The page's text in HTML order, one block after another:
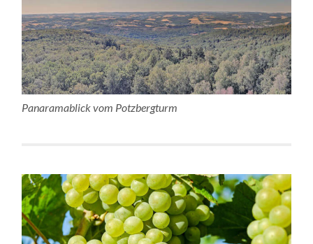
Panaramablick vom Potzbergturm